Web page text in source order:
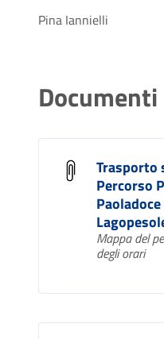
Pina Iannielli
Documenti
Trasporto
Percorso
Mappa del
degli orari